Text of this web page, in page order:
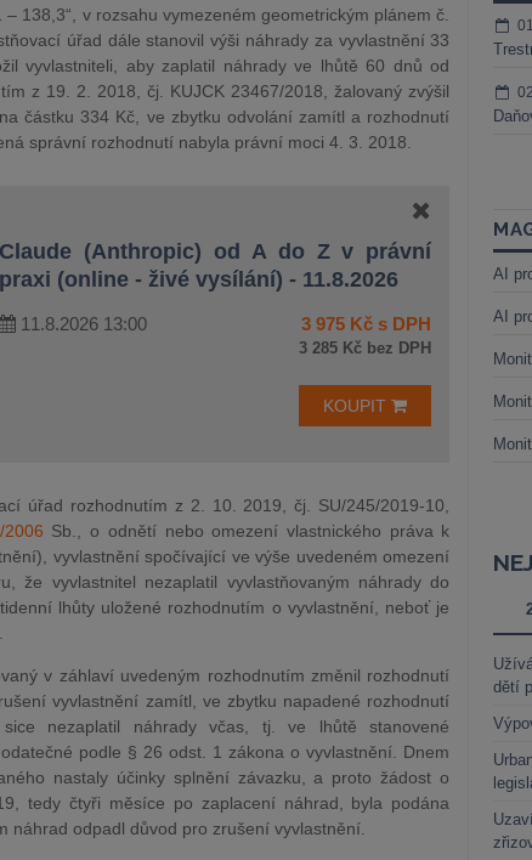
138,3“, v rozsahu vymezeném geometrickým plánem č.
úřad dále stanovil výši náhrady za vyvlastnění 33
vyvlastniteli, aby zaplatil náhrady ve lhůtě 60 dnů od
z 19. 2. 2018, čj. KUJCK 23467/2018, žalovaný zvýšil
částku 334 Kč, ve zbytku odvolání zamítl a rozhodnutí
správní rozhodnutí nabyla právní moci 4. 3. 2018.
Claude (Anthropic) od A do Z v právní
praxi (online - živé vysílání) - 11.8.2026
11.8.2026 13:00 3 975 Kč s DPH
3 285 Kč bez DPH
KOUPIT
úřad rozhodnutím z 2. 10. 2019, čj. SU/245/2019-10,
2006 Sb., o odnětí nebo omezení vlastnického práva k
vyvlastnění spočívající ve výše uvedeném omezení
že vyvlastnitel nezaplatil vyvlastňovaným náhrady do
lhůty uložené rozhodnutím o vyvlastnění, neboť je
v záhlaví uvedeným rozhodnutím změnil rozhodnutí
vyvlastnění zamítl, ve zbytku napadené rozhodnutí
sice nezaplatil náhrady včas, tj. ve lhůtě stanovené
podle § 26 odst. 1 zákona o vyvlastnění. Dnem
nastaly účinky splnění závazku, a proto žádost o
tedy čtyři měsíce po zaplacení náhrad, byla podána
odpadl důvod pro zrušení vyvlastnění.
AI
AI
dětí